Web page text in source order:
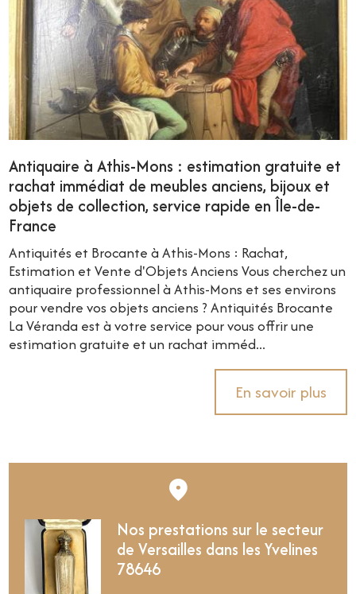
Antiquaire à Athis-Mons : estimation gratuite et
rachat immédiat de meubles anciens, bijoux et
objets de collection, service rapide en Île-de-
France
Antiquités et Brocante à Athis-Mons : Rachat,
Estimation et Vente d'Objets Anciens Vous cherchez un
antiquaire professionnel à Athis-Mons et ses environs
pour vendre vos objets anciens ? Antiquités Brocante
La Véranda est à votre service pour vous offrir une
estimation gratuite et un rachat imméd...
En savoir plus
Nos prestations sur le secteur
de Versailles dans les Yvelines
78646